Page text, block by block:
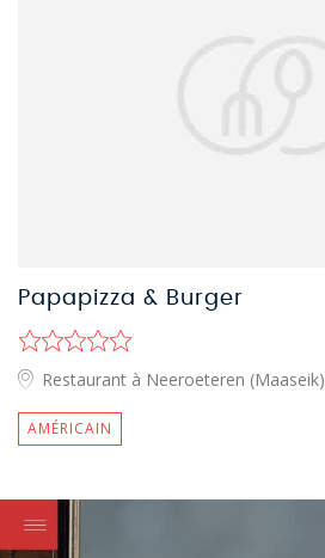
Papapizza & Burger
Restaurant à Neeroeteren (Maaseik)
AMÉRICAIN